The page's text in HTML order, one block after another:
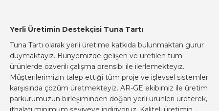
Yerli Üretimin Destekçisi Tuna Tartı
Tuna Tartı olarak yerli üretime katkıda bulunmaktan gurur
duymaktayız. Bünyemizde gelişen ve üretilen tüm
ürünlerde özverili çalışma prensibi ile ilerlemekteyiz.
Müşterilerimizin talep ettiği tüm proje ve işlevsel sistemler
karşısında çözüm üretmekteyiz. AR-GE ekibimiz ile üretim
parkurumuzun birleşiminden doğan yerli ürünleri üreterek,